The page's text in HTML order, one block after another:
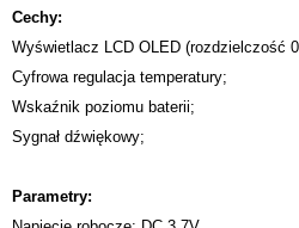
Cechy:
Wyświetlacz LCD OLED (rozdzielczość
Cyfrowa regulacja temperatury;
Wskaźnik poziomu baterii;
Sygnał dźwiękowy;
Parametry: